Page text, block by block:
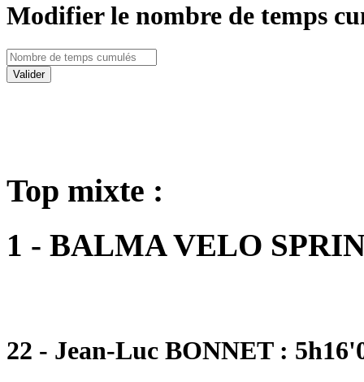
Modifier le nombre de temps
Valider
Top mixte :
1 - BALMA VELO
22 - Jean-Luc BONNET :